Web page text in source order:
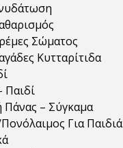
Σώματος
Κυτταρίτιδα
Παιδί
Πάνας – Σύγκαμα
Για Παιδιά